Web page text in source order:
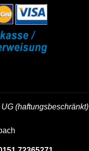
(haftungsbeschränkt)